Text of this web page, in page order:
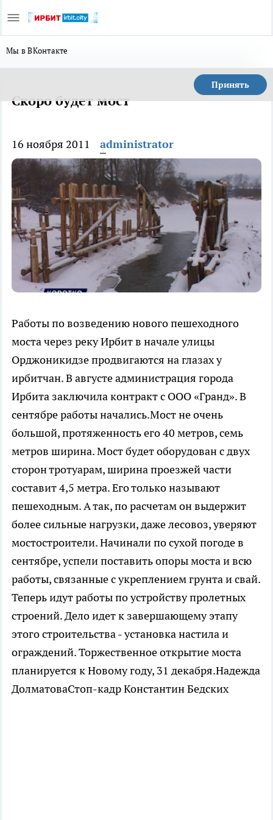
Мы в ВКонтакте
Принять
Скоро будет мост
16 ноября 2011 administrator
Работы по возведению нового пешеходного
моста через реку Ирбит в начале улицы
Орджоникидзе продвигаются на глазах у
ирбитчан. В августе администрация города
Ирбита заключила контракт с ООО «Гранд». В
сентябре работы начались.Мост не очень
большой, протяженность его 40 метров, семь
метров ширина. Мост будет оборудован с двух
сторон тротуарам, ширина проезжей части
составит 4,5 метра. Его только называют
пешеходным. А так, по расчетам он выдержит
более сильные нагрузки, даже лесовоз, уверяют
мостостроители. Начинали по сухой погоде в
сентябре, успели поставить опоры моста и всю
работы, связанные с укреплением грунта и свай.
Теперь идут работы по устройству пролетных
строений. Дело идет к завершающему этапу
этого строительства - установка настила и
ограждений. Торжественное открытие моста
планируется к Новому году, 31 декабря.Надежда
ДолматоваСтоп-кадр Константин Бедских